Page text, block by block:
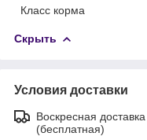
Класс корма
Скрыть
Условия доставки
Воскресная
(бесплатная)